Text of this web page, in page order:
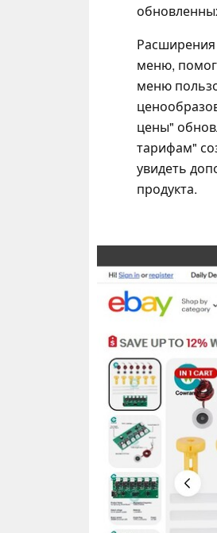
Расширения
меню,
меню
цены"
тарифам"
увидеть
продукта.